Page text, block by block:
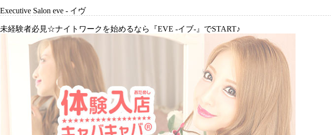
Executive Salon eve - イヴ
未経験者必見☆ナイトワークを始めるなら『EVE -イブ-』でSTART♪